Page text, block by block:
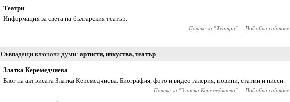
Театри
Информация за света на българския театър.
Повече за "Театри" Подобни сайтове
Съвпадащи ключови думи артисти, изкуства, театър
Златка Керемедчиева
Блог на актрисата Златка Керемедчиева. Биография, фото и видео галерия, новини, статии и пиеси.
Повече за "Златка Керемедчиева" Подобни сайтове